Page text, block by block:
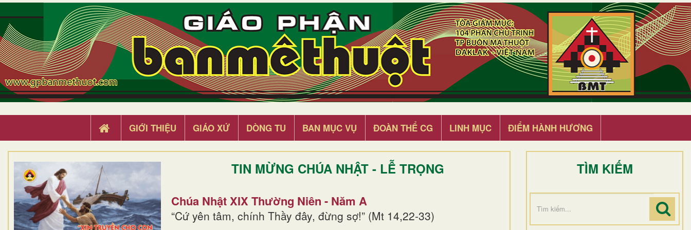
GIỚI THIỆU GIÁO XỨ DÒNG TU BAN MỤC VỤ ĐOÀN THỂ CG LINH MỤC ĐIỂM HÀNH HƯƠNG
TIN MỪNG CHÚA NHẬT - LỄ TRỌNG
Chúa Nhật XIX Thường Niên - Năm A
“Cứ yên tâm, chính Thầy đây, đừng sợ!” (Mt 14,22-33)
TÌM KIẾM